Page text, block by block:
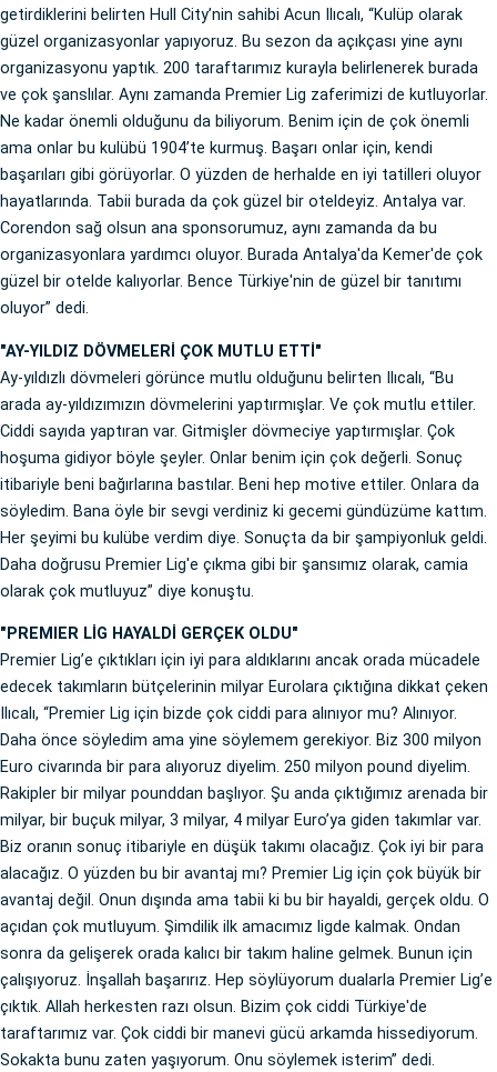
getirdiklerini belirten Hull City’nin sahibi Acun Ilıcalı, “Kulüp olarak
güzel organizasyonlar yapıyoruz. Bu sezon da açıkçası yine aynı
organizasyonu yaptık. 200 taraftarımız kurayla belirlenerek burada
ve çok şanslılar. Aynı zamanda Premier Lig zaferimizi de kutluyorlar.
Ne kadar önemli olduğunu da biliyorum. Benim için de çok önemli
ama onlar bu kulübü 1904’te kurmuş. Başarı onlar için, kendi
başarıları gibi görüyorlar. O yüzden de herhalde en iyi tatilleri oluyor
hayatlarında. Tabii burada da çok güzel bir oteldeyiz. Antalya var.
Corendon sağ olsun ana sponsorumuz, aynı zamanda da bu
organizasyonlara yardımcı oluyor. Burada Antalya'da Kemer'de çok
güzel bir otelde kalıyorlar. Bence Türkiye'nin de güzel bir tanıtımı
oluyor” dedi.
"AY-YILDIZ DÖVMELERİ ÇOK MUTLU ETTİ"
Ay-yıldızlı dövmeleri görünce mutlu olduğunu belirten Ilıcalı, “Bu
arada ay-yıldızımızın dövmelerini yaptırmışlar. Ve çok mutlu ettiler.
Ciddi sayıda yaptıran var. Gitmişler dövmeciye yaptırmışlar. Çok
hoşuma gidiyor böyle şeyler. Onlar benim için çok değerli. Sonuç
itibariyle beni bağırlarına bastılar. Beni hep motive ettiler. Onlara da
söyledim. Bana öyle bir sevgi verdiniz ki gecemi gündüzüme kattım.
Her şeyimi bu kulübe verdim diye. Sonuçta da bir şampiyonluk geldi.
Daha doğrusu Premier Lig'e çıkma gibi bir şansımız olarak, camia
olarak çok mutluyuz” diye konuştu.
"PREMIER LİG HAYALDİ GERÇEK OLDU"
Premier Lig’e çıktıkları için iyi para aldıklarını ancak orada mücadele
edecek takımların bütçelerinin milyar Eurolara çıktığına dikkat çeken
Ilıcalı, “Premier Lig için bizde çok ciddi para alınıyor mu? Alınıyor.
Daha önce söyledim ama yine söylemem gerekiyor. Biz 300 milyon
Euro civarında bir para alıyoruz diyelim. 250 milyon pound diyelim.
Rakipler bir milyar pounddan başlıyor. Şu anda çıktığımız arenada bir
milyar, bir buçuk milyar, 3 milyar, 4 milyar Euro’ya giden takımlar var.
Biz oranın sonuç itibariyle en düşük takımı olacağız. Çok iyi bir para
alacağız. O yüzden bu bir avantaj mı? Premier Lig için çok büyük bir
avantaj değil. Onun dışında ama tabii ki bu bir hayaldi, gerçek oldu. O
açıdan çok mutluyum. Şimdilik ilk amacımız ligde kalmak. Ondan
sonra da gelişerek orada kalıcı bir takım haline gelmek. Bunun için
çalışıyoruz. İnşallah başarırız. Hep söylüyorum dualarla Premier Lig’e
çıktık. Allah herkesten razı olsun. Bizim çok ciddi Türkiye'de
taraftarımız var. Çok ciddi bir manevi gücü arkamda hissediyorum.
Sokakta bunu zaten yaşıyorum. Onu söylemek isterim” dedi.